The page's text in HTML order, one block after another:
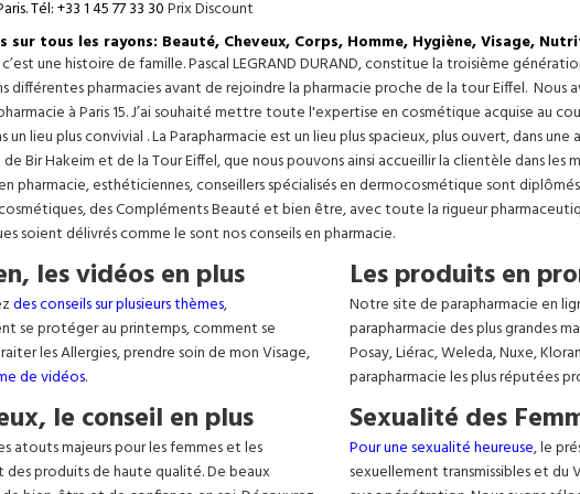
Tél: +33 1 45 77 33 30Prix Discount
tous les rayons: Beauté, Cheveux, Corps, Homme, Hygiène, Visage,
une histoire de famille. Pascal LEGRAND DURAND, constitue la troisième
différentes pharmacies avant de rejoindre la pharmacie proche de la tour Eiffel. Nous
à Paris 15. J’ai souhaité mettre toute l'expertise en cosmétique acquise au
lieu plus convivial . La Parapharmacie est un lieu plus spacieux, plus ouvert, dans une
Bir Hakeim et de la Tour Eiffel, que nous pouvons ainsi accueillir la clientèle dans
pharmacie, esthéticiennes, conseillers spécialisés en dermocosmétique sont
des Compléments Beauté et bien être, avec toute la rigueur
soient délivrés comme le sont nos conseils en pharmacie.
les vidéos en plus
des conseils sur plusieurs thèmes,
se protéger au printemps, comment se
les Allergies, prendre soin de mon Visage,
de vidéos.
Les produits en
Notre site de parapharmacie en
parapharmacie des plus grandes
Posay, Liérac, Weleda, Nuxe,
parapharmacie les plus réputées
le conseil en plus
atouts majeurs pour les femmes et les
produits de haute qualité. De beaux
Sexualité des
Pour une sexualité heureuse, le
sexuellement transmissibles et du